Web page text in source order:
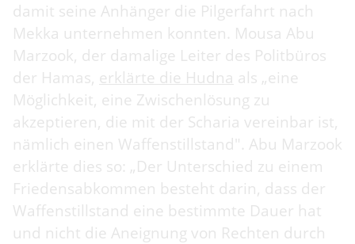
damit seine Anhänger die Pilgerfahrt nach
Mekka unternehmen konnten. Mousa Abu
Marzook, der damalige Leiter des Politbüros
der Hamas, erklärte die Hudna als „eine
Möglichkeit, eine Zwischenlösung zu
akzeptieren, die mit der Scharia vereinbar ist,
nämlich einen Waffenstillstand". Abu Marzook
erklärte dies so: „Der Unterschied zu einem
Friedensabkommen besteht darin, dass der
Waffenstillstand eine bestimmte Dauer hat
und nicht die Aneignung von Rechten durch